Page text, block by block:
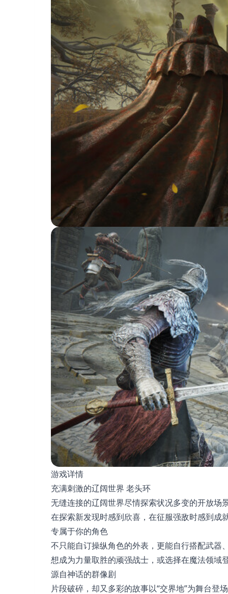
游戏详情
充满刺激的辽阔世界 老头环
无缝连接的辽阔世界尽情探索状况多变的开放场
在探索新发现时感到欣喜，在征服强敌时感到成
专属于你的角色
不只能自订操纵角色的外表，更能自行搭配武器
想成为力量取胜的顽强战士，或选择在魔法领域
源自神话的群像剧
片段破碎，却又多彩的故事以“交界地”为舞台登